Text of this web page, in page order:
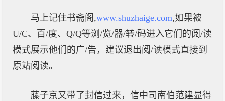
马上记住书斋阁,www.shuzhaige.com,如果被
U/C、百/度、Q/Q等浏/览/器/转/码进入它们的阅/读
模式展示他们的广/告，建议退出阅/读模式直接到
原站阅读。
藤子京又带了封信过来，信中司南伯范建显得